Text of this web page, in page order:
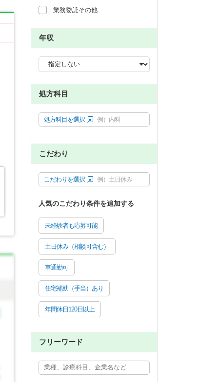
業務委託その他
年収
処方科目
処方科目を選択 例）内科
こだわり
こだわりを選択 例）土日休み
人気のこだわり条件を追加する
未経験者も応募可能
土日休み（相談可含む）
車通勤可
住宅補助（手当）あり
年間休日120日以上
フリーワード